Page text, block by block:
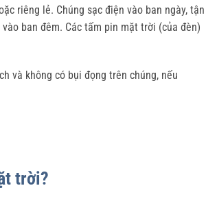
riêng lẻ. Chúng sạc điện vào ban ngày, tận
ban đêm. Các tấm pin mặt trời (của đèn)
và không có bụi đọng trên chúng, nếu
trời?